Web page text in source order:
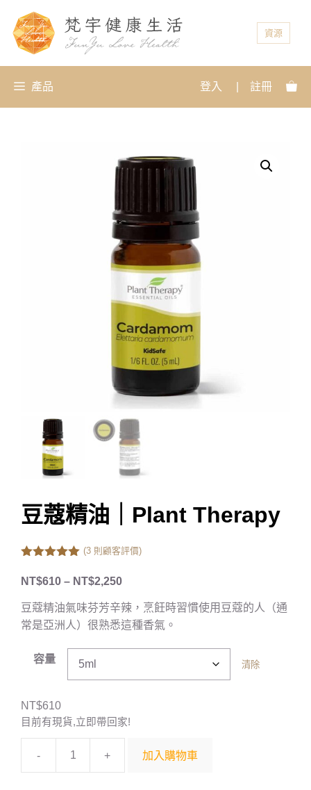
資源
產品 登入 註冊
豆蔻精油｜Plant Therapy
5
(3 則顧客評價)
NT$610 – NT$2,250
豆蔻精油氣味芬芳辛辣，烹飪時習慣使用豆蔻的人（通
常是亞洲人）很熟悉這種香氣。
容量 清除
NT$610
目前有現貨,立即帶回家!
- + 加入購物車